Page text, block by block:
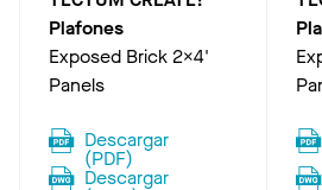
Plafones
Exposed Brick 2x4'
Panels
Descargar
(PDF)
Descargar